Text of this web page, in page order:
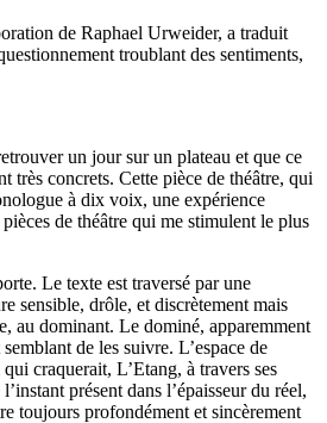
de Raphael Urweider, a traduit
troublant des sentiments,
un jour sur un plateau et que ce
très concrets. Cette pièce de théâtre, qui
à dix voix, une expérience
de théâtre qui me stimulent le plus
Le texte est traversé par une
sensible, drôle, et discrètement mais
au dominant. Le dominé, apparemment
de les suivre. L’espace de
craquerait, L’Etang, à travers ses
présent dans l’épaisseur du réel,
toujours profondément et sincèrement